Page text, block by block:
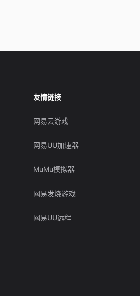
友情链接
网易云游戏
网易UU加速器
MuMu模拟器
网易发烧游戏
网易UU远程